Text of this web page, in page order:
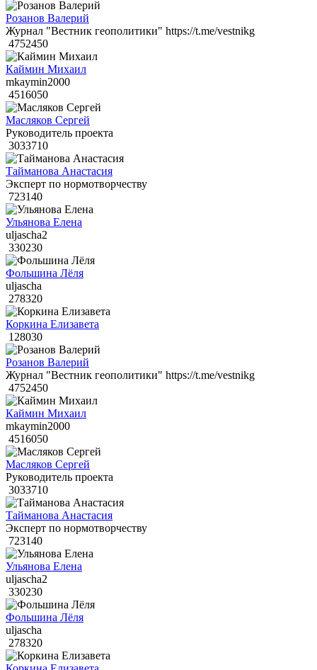
Розанов Валерий
Журнал "Вестник геополитики" https://t.me/vestnikg
4752450
Каймин Михаил
mkaymin2000
4516050
Масляков Сергей
Руководитель проекта
3033710
Тайманова Анастасия
Эксперт по нормотворчеству
723140
Ульянова Елена
uljascha2
330230
Фольшина Лёля
uljascha
278320
Коркина Елизавета
128030
Розанов Валерий
Журнал "Вестник геополитики" https://t.me/vestnikg
4752450
Каймин Михаил
mkaymin2000
4516050
Масляков Сергей
Руководитель проекта
3033710
Тайманова Анастасия
Эксперт по нормотворчеству
723140
Ульянова Елена
uljascha2
330230
Фольшина Лёля
uljascha
278320